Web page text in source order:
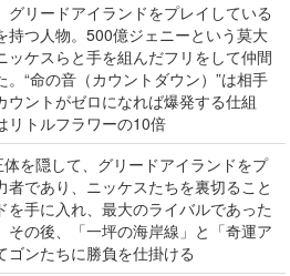
グリードアイランドをプレイしている
持つ人物。500億ジェニーという莫大
ッケスらと手を組んだフリをして仲間
“命の音（カウントダウン）”は相手
ントがゼロになれば爆発する仕組
リトルフラワーの10倍
を隠して、グリードアイランドをプ
者であり、ニッケスたちを裏切ること
を手に入れ、最大のライバルであった
その後、「一坪の海岸線」と「奇運ア
ゴンたちに勝負を仕掛ける